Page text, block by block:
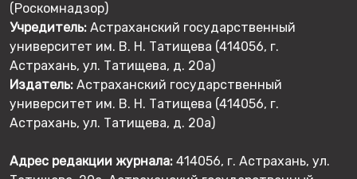
(Роскомнадзор)
Учредитель: Астраханский государственный
университет им. В. Н. Татищева (414056, г.
Астрахань, ул. Татищева, д. 20а)
Издатель: Астраханский государственный
университет им. В. Н. Татищева (414056, г.
Астрахань, ул. Татищева, д. 20а)
Адрес редакции журнала: 414056, г. Астрахань, ул.